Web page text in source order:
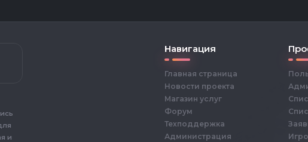
и
Навигация
Главная страница
Новости проекта
Магазин услуг
Форум
Техподдержка
Администрация